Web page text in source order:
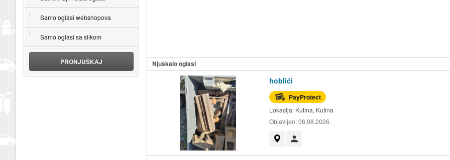
Njuškalo oglasi
hoblići
PayProtect
Lokacija: Kutina, Kutina
Objavljen:06.08.2026.
Samo oglasi webshopova
Samo oglasi sa slikom
PRONJUŠKAJ